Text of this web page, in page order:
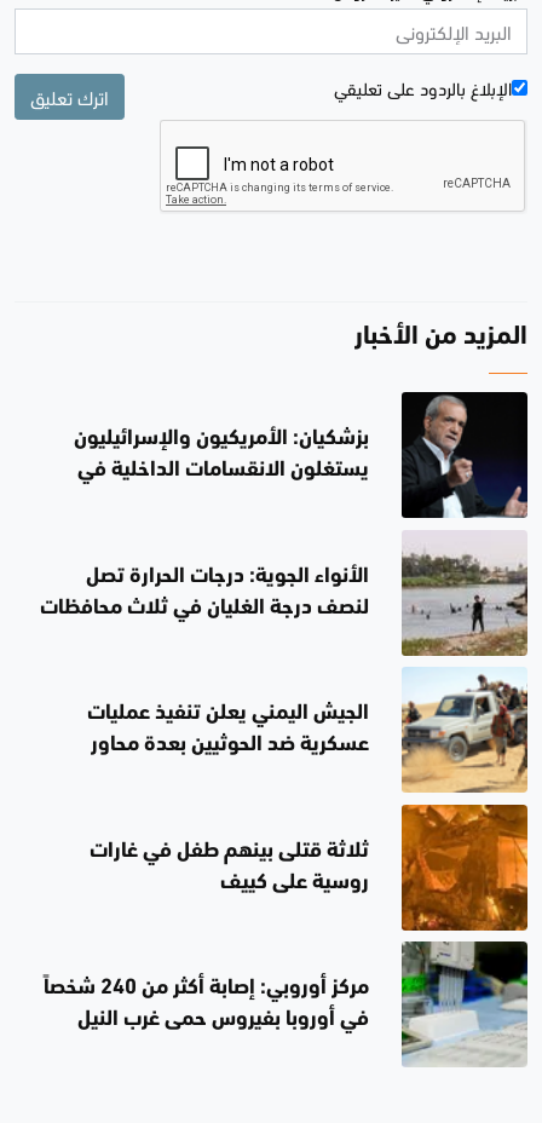
الإبلاغ بالردود علی تعليقي اترك تعليق
المزيد من الأخبار
بزشكيان: الأمريكيون والإسرائيليون
يستغلون الانقسامات الداخلية في
الأنواء الجوية: درجات الحرارة تصل
لنصف درجة الغليان في ثلاث محافظات
الجيش اليمني يعلن تنفيذ عمليات
عسكرية ضد الحوثيين بعدة محاور
ثلاثة قتلى بينهم طفل في غارات
روسية على كييف
مركز أوروبي: إصابة أكثر من 240 شخصاً
في أوروبا بفيروس حمى غرب النيل